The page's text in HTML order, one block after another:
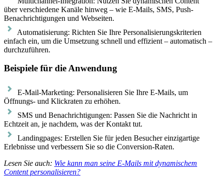
über verschiedene Kanäle hinweg – wie E-Mails, SMS, Push-
Benachrichtigungen und Webseiten.
Automatisierung: Richten Sie Ihre Personalisierungskriterien
einfach ein, um die Umsetzung schnell und effizient – automatisch –
durchzuführen.
Beispiele für die Anwendung
E-Mail-Marketing: Personalisieren Sie Ihre E-Mails, um
Öffnungs- und Klickraten zu erhöhen.
SMS und Benachrichtigungen: Passen Sie die Nachricht in
Echtzeit an, je nachdem, was der Kontakt tut.
Landingpages: Erstellen Sie für jeden Besucher einzigartige
Erlebnisse und verbessern Sie so die Conversion-Raten.
Lesen Sie auch: Wie kann man seine E-Mails mit dynamischem
Content personalisieren?